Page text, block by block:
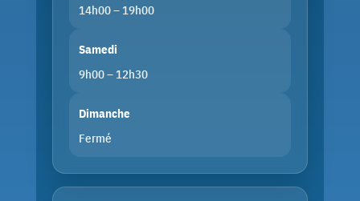
14h00 – 19h00
Samedi
9h00 – 12h30
Dimanche
Fermé